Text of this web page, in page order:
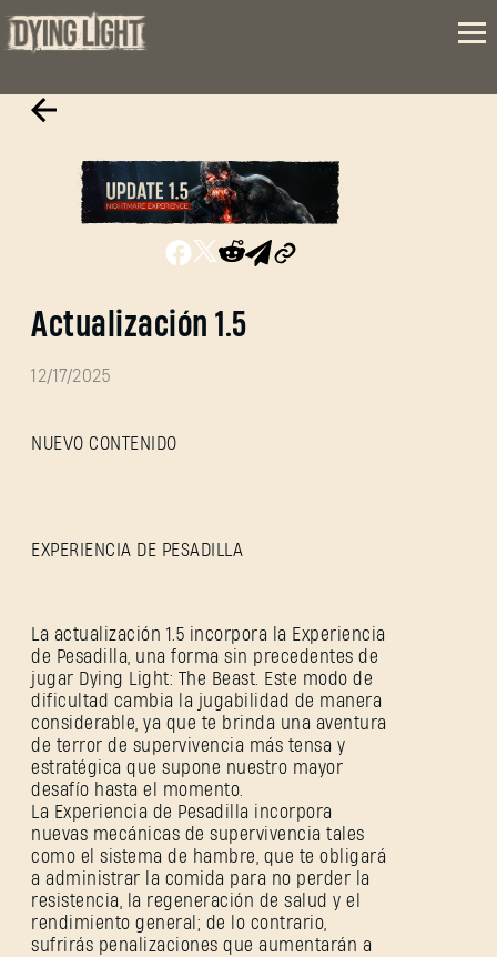
Actualización 1.5
12/17/2025
NUEVO CONTENIDO
EXPERIENCIA DE PESADILLA
La actualización 1.5 incorpora la Experiencia
de Pesadilla, una forma sin precedentes de
jugar Dying Light: The Beast. Este modo de
dificultad cambia la jugabilidad de manera
considerable, ya que te brinda una aventura
de terror de supervivencia más tensa y
estratégica que supone nuestro mayor
desafío hasta el momento.
La Experiencia de Pesadilla incorpora
nuevas mecánicas de supervivencia tales
como el sistema de hambre, que te obligará
a administrar la comida para no perder la
resistencia, la regeneración de salud y el
rendimiento general; de lo contrario,
sufrirás penalizaciones que aumentarán a